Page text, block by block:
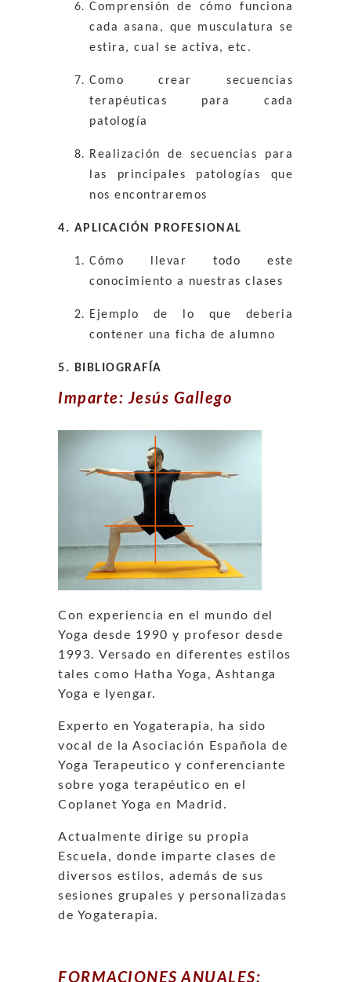
Comprensión de cómo funciona
cada asana, que musculatura se
estira, cual se activa, etc.
Como crear secuencias
terapéuticas para cada
patología
Realización de secuencias para
las principales patologías que
nos encontraremos
4. APLICACIÓN PROFESIONAL
Cómo llevar todo este
conocimiento a nuestras clases
Ejemplo de lo que deberia
contener una ficha de alumno
5. BIBLIOGRAFÍA
Imparte: Jesús Gallego
Con experiencia en el mundo del
Yoga desde 1990 y profesor desde
1993. Versado en diferentes estilos
tales como Hatha Yoga, Ashtanga
Yoga e Iyengar.
Experto en Yogaterapia, ha sido
vocal de la Asociación Española de
Yoga Terapeutico y conferenciante
sobre yoga terapéutico en el
Coplanet Yoga en Madrid.
Actualmente dirige su propia
Escuela, donde imparte clases de
diversos estilos, además de sus
sesiones grupales y personalizadas
de Yogaterapia.
FORMACIONES ANUALES: